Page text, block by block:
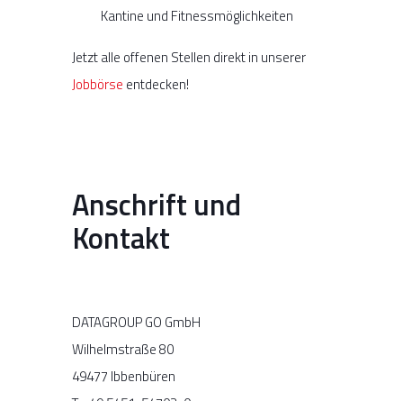
Kantine und Fitnessmöglichkeiten
Jetzt alle offenen Stellen direkt in unserer
Jobbörse entdecken!
Anschrift und
Kontakt
DATAGROUP GO GmbH
Wilhelmstraße 80
49477 Ibbenbüren